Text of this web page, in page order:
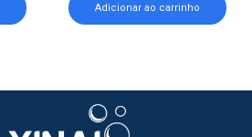
Adicionar ao carrinho